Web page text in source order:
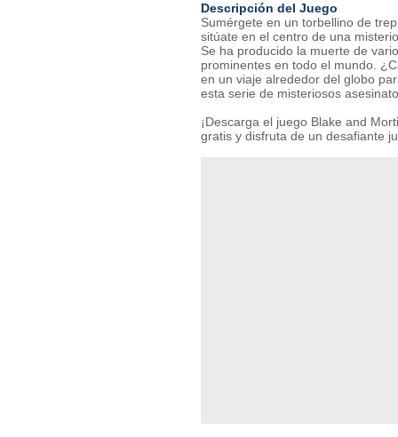
Descripción del Juego
Sumérgete en un torbellino de
sitúate en el centro de una
Se ha producido la muerte de
prominentes en todo el mundo.
en un viaje alrededor del globo
esta serie de misteriosos
¡Descarga el juego Blake and
gratis y disfruta de un desafiante